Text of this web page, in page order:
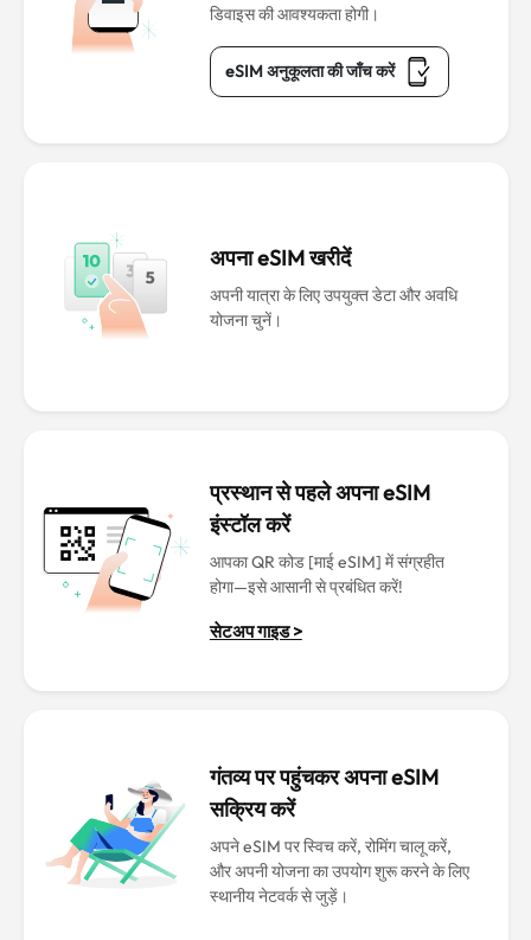
डिवाइस की आवश्यकता होगी।
eSIM अनुकूलता की जाँच करें
अपना eSIM खरीदें
अपनी यात्रा के लिए उपयुक्त डेटा और अवधि
योजना चुनें।
प्रस्थान से पहले अपना eSIM
इंस्टॉल करें
आपका QR कोड [माई eSIM] में संग्रहीत
होगा—इसे आसानी से प्रबंधित करें!
सेटअप गाइड >
गंतव्य पर पहुंचकर अपना eSIM
सक्रिय करें
अपने eSIM पर स्विच करें, रोमिंग चालू करें,
और अपनी योजना का उपयोग शुरू करने के लिए
स्थानीय नेटवर्क से जुड़ें।